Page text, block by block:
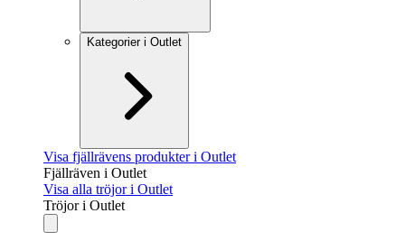
Kategorier i Outlet
Visa fjällrävens produkter i Outlet
Fjällräven i Outlet
Visa alla tröjor i Outlet
Tröjor i Outlet